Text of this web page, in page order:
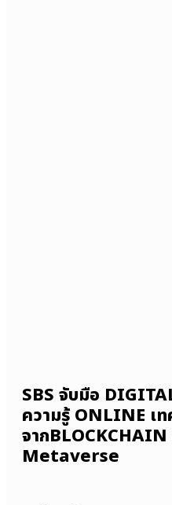
SBS จับมือ
ความรู้ ONLINE เท
จาก
Metaverse